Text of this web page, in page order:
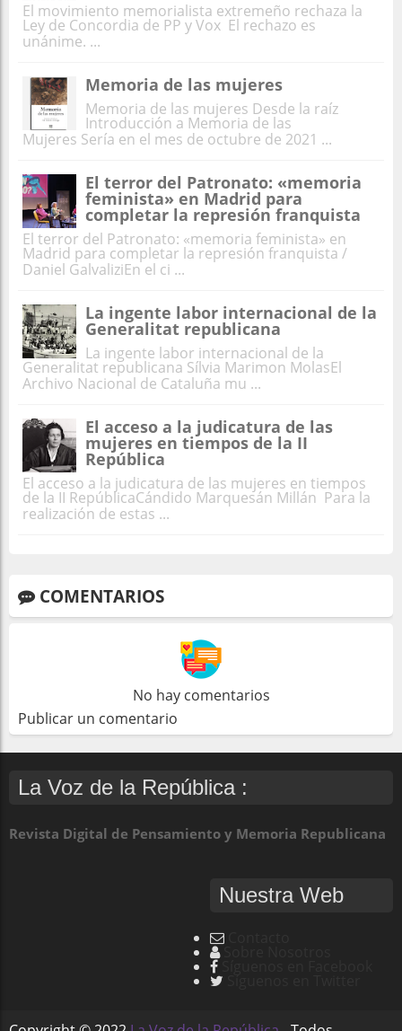
El movimiento memorialista extremeño rechaza la
Ley de Concordia de PP y Vox El rechazo es
unánime. ...
Memoria de las mujeres
Memoria de las mujeres Desde la raíz
Introducción a Memoria de las
Mujeres Sería en el mes de octubre de 2021 ...
El terror del Patronato: «memoria
feminista» en Madrid para
completar la represión franquista
El terror del Patronato: «memoria feminista» en
Madrid para completar la represión franquista /
Daniel GalvaliziEn el ci ...
La ingente labor internacional de la
Generalitat republicana
La ingente labor internacional de la
Generalitat republicana Sílvia Marimon MolasEl
Archivo Nacional de Cataluña mu ...
El acceso a la judicatura de las
mujeres en tiempos de la II
República
El acceso a la judicatura de las mujeres en tiempos
de la II RepúblicaCándido Marquesán Millán Para la
realización de estas ...
COMENTARIOS
No hay comentarios
Publicar un comentario
La Voz de la República :
Revista Digital de Pensamiento y Memoria Republicana
Nuestra Web